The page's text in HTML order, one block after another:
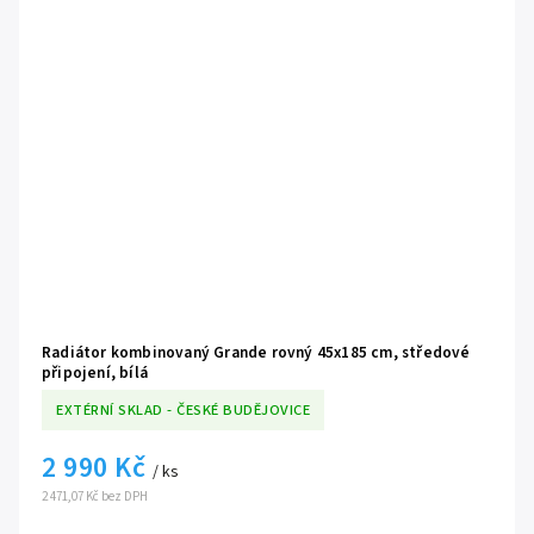
Radiátor kombinovaný Grande rovný 45x185 cm, středové
připojení, bílá
EXTÉRNÍ SKLAD - ČESKÉ BUDĚJOVICE
2 471,07 Kč bez DPH
2 990 Kč / ks